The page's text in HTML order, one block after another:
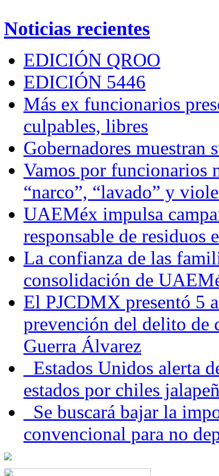
Noticias recientes
EDICIÓN QROO
EDICIÓN 5446
Más ex funcionarios
culpables, libres
Gobernadores muestran
Vamos por funcionarios
“narco”, “lavado” y
UAEMéx impulsa
responsable de residuos
La confianza de las
consolidación de
El PJCDMX presentó 5
prevención del delito de
Guerra Álvarez
Estados Unidos alerta
estados por chiles
Se buscará bajar la
convencional para no